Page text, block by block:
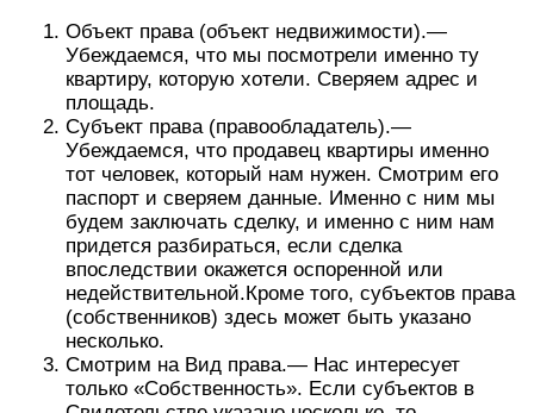
Объект права (объект недвижимости).—
Убеждаемся, что мы посмотрели именно ту
квартиру, которую хотели. Сверяем адрес и
площадь.
Субъект права (правообладатель).—
Убеждаемся, что продавец квартиры именно
тот человек, который нам нужен. Смотрим его
паспорт и сверяем данные. Именно с ним мы
будем заключать сделку, и именно с ним нам
придется разбираться, если сделка
впоследствии окажется оспоренной или
недействительной.Кроме того, субъектов права
(собственников) здесь может быть указано
несколько.
Смотрим на Вид права.— Нас интересует
только «Собственность». Если субъектов в